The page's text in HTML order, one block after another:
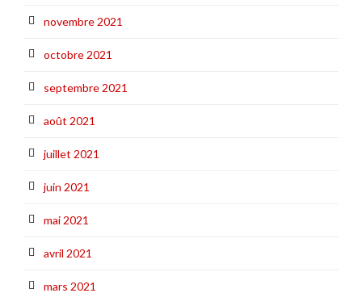
novembre 2021
octobre 2021
septembre 2021
août 2021
juillet 2021
juin 2021
mai 2021
avril 2021
mars 2021